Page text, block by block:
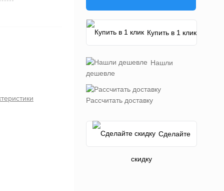
Купить в 1 клик
Нашли
дешевле
Рассчитать доставку
Сделайте
скидку